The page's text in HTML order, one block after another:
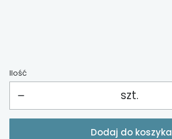
Ilość
szt.
Dodaj do koszyka